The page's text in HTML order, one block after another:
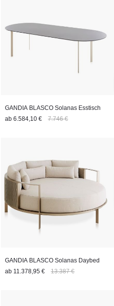
GANDIA BLASCO Solanas Esstisch
ab 6.584,10 € 7.746 €
GANDIA BLASCO Solanas Daybed
ab 11.378,95 € 13.387 €